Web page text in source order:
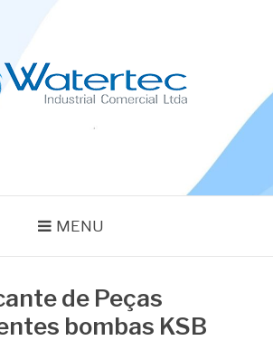
MENU
de Peças
bombas KSB